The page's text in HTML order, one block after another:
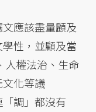
應該盡量顧及
性，並顧及當
人權法治、生命
化等議
調」都沒有